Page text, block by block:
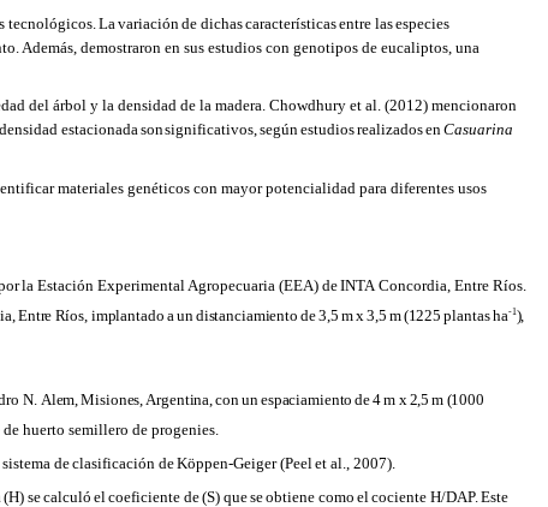
tecnológicos.Lavariaciónde dichascaracterísticasentre lasespecies
Además, demostraron en sus estudios con genotipos de eucaliptos, una
del árbol y la densidad de la madera. Chowdhury et al. (2012) mencionaron
densidad estacionadasonsignificativos,segúnestudiosrealizadosenCasuarina
materiales genéticos con mayor potencialidad para diferentes usos
la Estación Experimental Agropecuaria (EEA) deINTAConcordia, Entre Ríos.
Entre Ríos, implantado aundistanciamiento de3,5 mx3,5 m(1225 plantasha-1),
N. Alem, Misiones, Argentina, con un espaciamiento de4m x 2,5 m (1000
huerto semillero de progenies.
declasificación deKöppen-Geiger(Peelet al., 2007).
(H) secalculó elcoeficiente de(S) queseobtiene como elcociente H/DAP.Este